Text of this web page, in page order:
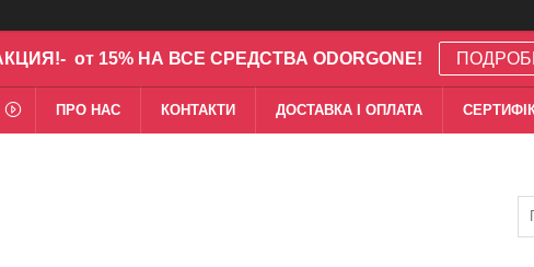
от 15% НА ВСЕ СРЕДСТВА ODORGONE!
ПРО НАС КОНТАКТИ ДОСТАВКА І ОПЛАТА